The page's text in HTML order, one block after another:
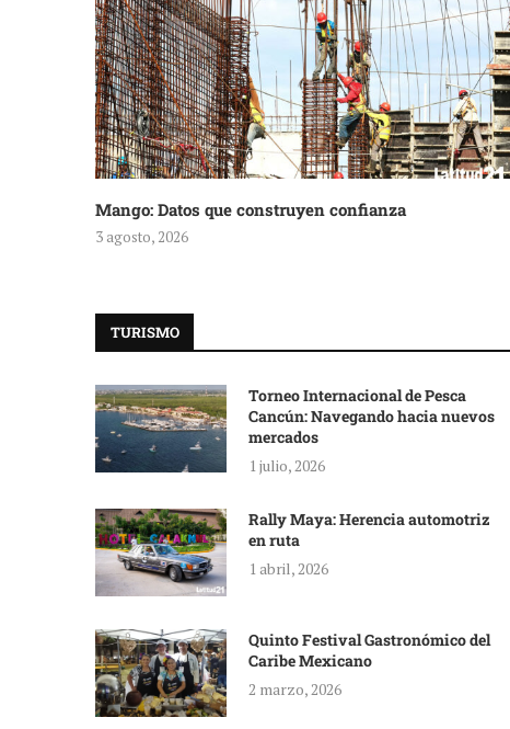
Mango: Datos que construyen confianza
3 agosto, 2026
TURISMO
Torneo Internacional de Pesca
Cancún: Navegando hacia nuevos
mercados
1 julio, 2026
Rally Maya: Herencia automotriz
en ruta
1 abril, 2026
Quinto Festival Gastronómico del
Caribe Mexicano
2 marzo, 2026